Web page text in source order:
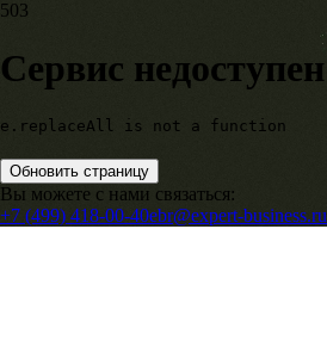
503
Сервис недоступен
e.replaceAll is not a function
Обновить страницу
Вы можете с нами связаться:
+7 (499) 418-00-40ebr@expert-business.ru